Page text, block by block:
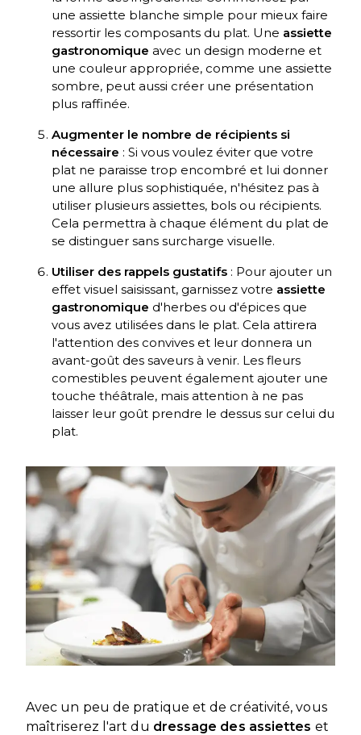
une assiette blanche simple pour mieux faire
ressortir les composants du plat. Une assiette
gastronomique avec un design moderne et
une couleur appropriée, comme une assiette
sombre, peut aussi créer une présentation
plus raffinée.
Augmenter le nombre de récipients si
nécessaire : Si vous voulez éviter que votre
plat ne paraisse trop encombré et lui donner
une allure plus sophistiquée, n'hésitez pas à
utiliser plusieurs assiettes, bols ou récipients.
Cela permettra à chaque élément du plat de
se distinguer sans surcharge visuelle.
Utiliser des rappels gustatifs : Pour ajouter un
effet visuel saisissant, garnissez votre assiette
gastronomique d'herbes ou d'épices que
vous avez utilisées dans le plat. Cela attirera
l'attention des convives et leur donnera un
avant-goût des saveurs à venir. Les fleurs
comestibles peuvent également ajouter une
touche théâtrale, mais attention à ne pas
laisser leur goût prendre le dessus sur celui du
plat.
Avec un peu de pratique et de créativité, vous
maîtriserez l'art du dressage des assiettes et